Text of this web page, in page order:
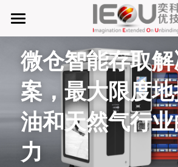
微仓
D系微仓（热销）
产品与服务
单元智能化
行业应用及案列
微仓智能存取
案，最大限度
油和天然气行
力